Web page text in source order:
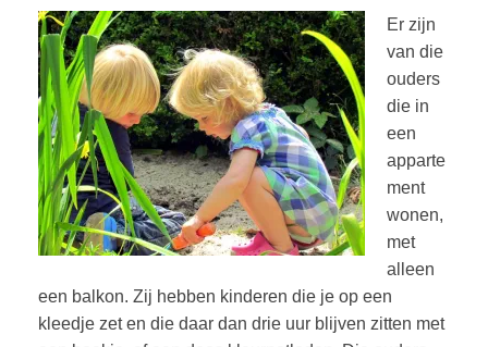
Er zijn
van die
ouders
die in
een
apparte
ment
wonen,
met
alleen
een balkon. Zij hebben kinderen die je op een
kleedje zet en die daar dan drie uur blijven zitten met